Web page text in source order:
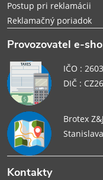
Postup pri reklamácii
Reklamačný poriadok
Provozovatel e-
IČO :
DIČ :
Brotex
Kontakty